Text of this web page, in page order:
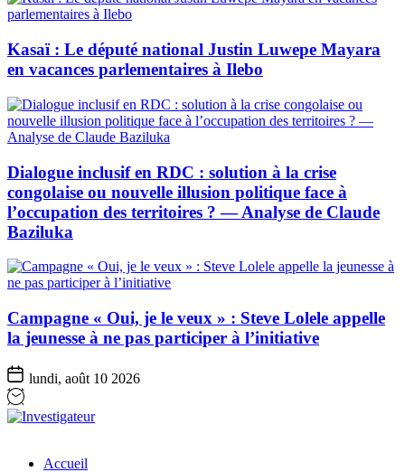
Kasaï : Le député national Justin Luwepe Mayara
en vacances parlementaires à Ilebo
Dialogue inclusif en RDC : solution à la crise
congolaise ou nouvelle illusion politique face à
l’occupation des territoires ? — Analyse de Claude
Baziluka
Campagne « Oui, je le veux » : Steve Lolele appelle
la jeunesse à ne pas participer à l’initiative
lundi, août 10 2026
Accueil